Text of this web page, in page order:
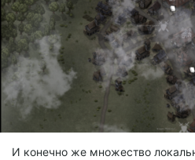
И конечно же множество